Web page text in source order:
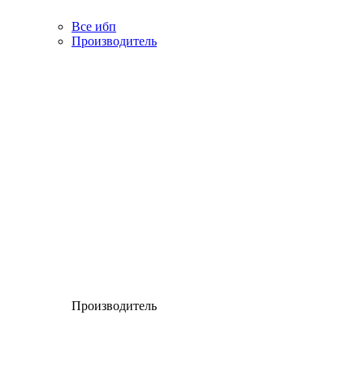
Все ибп
Производитель
Производитель